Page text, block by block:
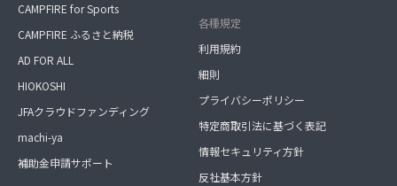
CAMPFIRE for Sports
CAMPFIRE ふるさと納税
AD FOR ALL
HIOKOSHI
JFAクラウドファンディング
machi-ya
補助金申請サポート
各種規定
利用規約
細則
プライバシーポリシー
特定商取引法に基づく表記
情報セキュリティ方針
反社基本方針